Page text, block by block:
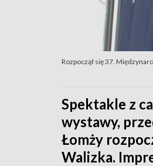
Rozpoczął się 37.
Spektakle z
wystawy,
Łomży
Walizka.